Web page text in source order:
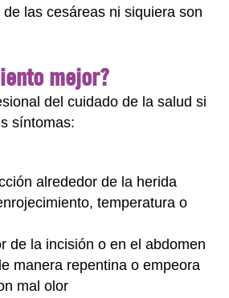
las cesáreas ni siquiera son
mejor?
del cuidado de la salud si
síntomas:
alrededor de la herida
temperatura o
de la incisión o en el abdomen
manera repentina o empeora
mal olor